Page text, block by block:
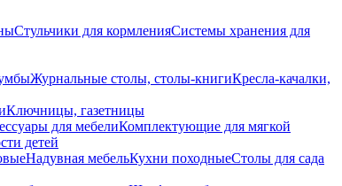
Стульчики для кормленияСистемы хранения для
Журнальные столы, столы-книгиКресла-качалки,
Ключницы, газетницы
для мебелиКомплектующие для мягкой
детей
Надувная мебельКухни походныеСтолы для сада